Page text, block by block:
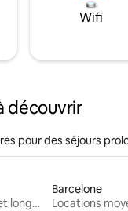
Wifi
découvrir
pour des séjours
Locations moyenne et longue durée
Barcelone